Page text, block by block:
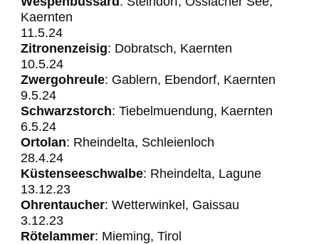
Kaernten
11.5.24
Zitronenzeisig: Dobratsch, Kaernten
10.5.24
Zwergohreule: Gablern, Ebendorf, Kaernten
​​​​​​9.5.24
Schwarzstorch: Tiebelmuendung, Kaernten
6.5.24
Ortolan: Rheindelta, Schleienloch
28.4.24
Küstenseeschwalbe: Rheindelta, Lagune
13.12.23
Ohrentaucher: Wetterwinkel, Gaissau
3.12.23
Rötelammer: Mieming, Tirol